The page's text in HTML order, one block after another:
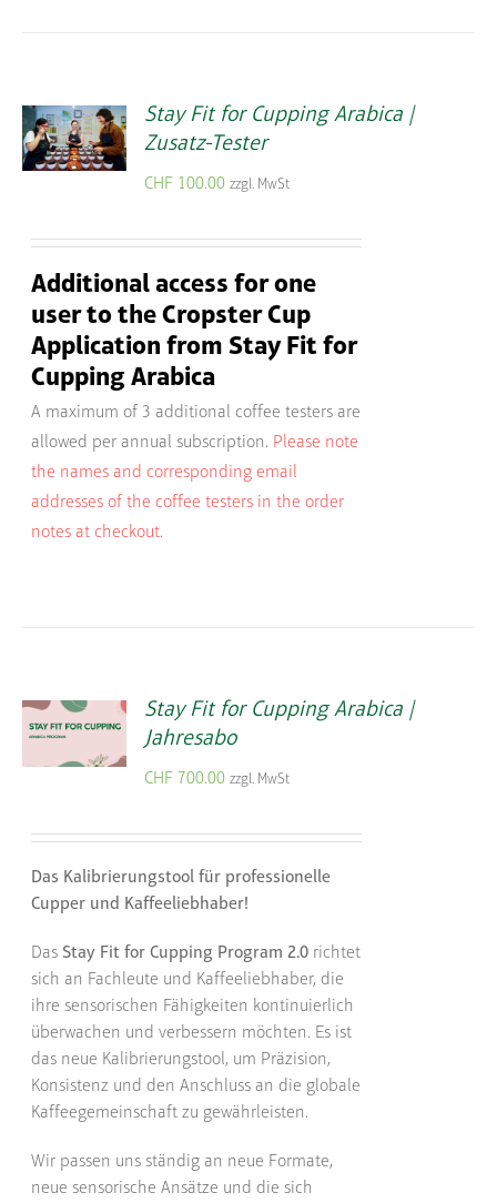
Stay Fit for Cupping Arabica |
Zusatz-Tester
CHF 100.00 zzgl. MwSt
Additional access for one
user to the Cropster Cup
Application from Stay Fit for
Cupping Arabica
A maximum of 3 additional coffee testers are
allowed per annual subscription. Please note
the names and corresponding email
addresses of the coffee testers in the order
notes at checkout.
Stay Fit for Cupping Arabica |
Jahresabo
CHF 700.00 zzgl. MwSt
Das Kalibrierungstool für professionelle
Cupper und Kaffeeliebhaber!
Das Stay Fit for Cupping Program 2.0 richtet
sich an Fachleute und Kaffeeliebhaber, die
ihre sensorischen Fähigkeiten kontinuierlich
überwachen und verbessern möchten. Es ist
das neue Kalibrierungstool, um Präzision,
Konsistenz und den Anschluss an die globale
Kaffeegemeinschaft zu gewährleisten.
Wir passen uns ständig an neue Formate,
neue sensorische Ansätze und die sich